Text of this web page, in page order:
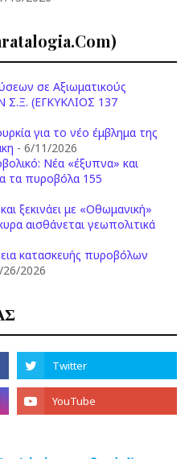
σε Αξιωματικούς
Σ.Ξ. (ΕΓΚΥΚΛΙΟΣ 137
για το νέο έμβλημα της
- 6/11/2026
Νέα «έξυπνα» και
τα πυροβόλα 155
ξεκινάει με «Οθωμανική»
αισθάνεται γεωπολιτικά
κατασκευής πυροβόλων
26/2026